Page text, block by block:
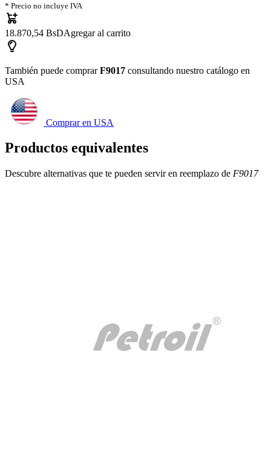
* Precio no incluye IVA
18.870,54 BsDAgregar al carrito
También puede comprarF9017 consultando nuestro catálogo en
USA
Comprar en USA
Productos equivalentes
Descubre alternativas que te pueden servir en reemplazo de F9017